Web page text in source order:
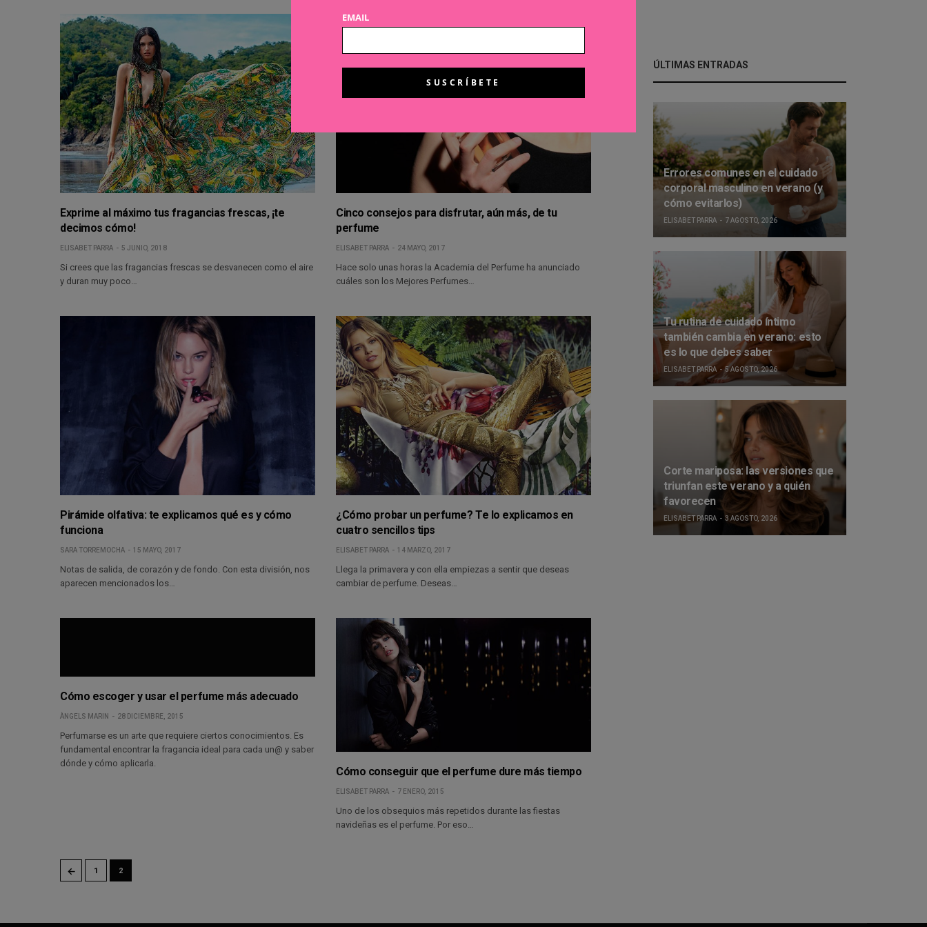
Exprime al máximo tus fragancias frescas, ¡te
decimos cómo!
ELISABET PARRA 5 JUNIO, 2018
Si crees que las fragancias frescas se desvanecen como el aire
y duran muy poco…
Cinco consejos para disfrutar, aún más, de tu
perfume
ELISABET PARRA 24 MAYO, 2017
Hace solo unas horas la Academia del Perfume ha anunciado
cuáles son los Mejores Perfumes…
Pirámide olfativa: te explicamos qué es y cómo
funciona
SARA TORREMOCHA 15 MAYO, 2017
Notas de salida, de corazón y de fondo. Con esta división, nos
aparecen mencionados los…
¿Cómo probar un perfume? Te lo explicamos en
cuatro sencillos tips
ELISABET PARRA 14 MARZO, 2017
Llega la primavera y con ella empiezas a sentir que deseas
cambiar de perfume. Deseas…
Cómo escoger y usar el perfume más adecuado
ÀNGELS MARIN 28 DICIEMBRE, 2015
Perfumarse es un arte que requiere ciertos conocimientos. Es
fundamental encontrar la fragancia ideal para cada un@ y saber
dónde y cómo aplicarla.
Cómo conseguir que el perfume dure más tiempo
ELISABET PARRA 7 ENERO, 2015
Uno de los obsequios más repetidos durante las fiestas
navideñas es el perfume. Por eso…
← 1 2
ÚLTIMAS ENTRADAS
Errores comunes en el cuidado
corporal masculino en verano (y
cómo evitarlos)
ELISABET PARRA 7 AGOSTO, 2026
Tu rutina de cuidado íntimo
también cambia en verano: esto
es lo que debes saber
ELISABET PARRA 5 AGOSTO, 2026
Corte mariposa: las versiones que
triunfan este verano y a quién
favorecen
ELISABET PARRA 3 AGOSTO, 2026
EMAIL